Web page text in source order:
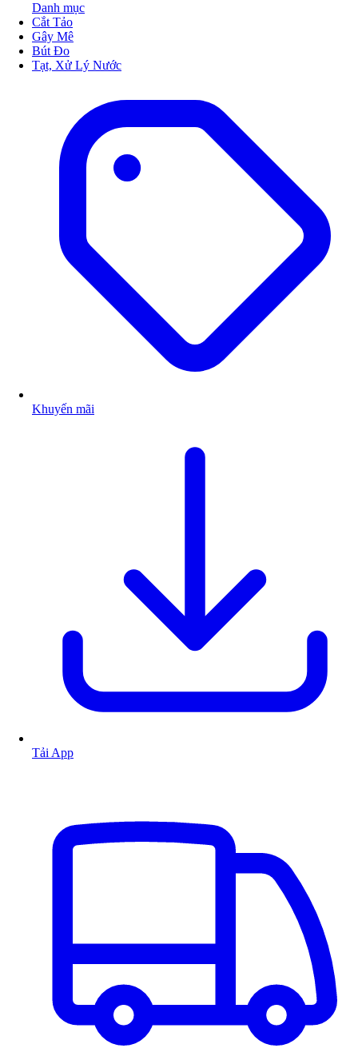
Danh mục
Cắt Tảo
Gây Mê
Bút Đo
Tạt, Xử Lý Nước
Khuyến mãi
Tải App